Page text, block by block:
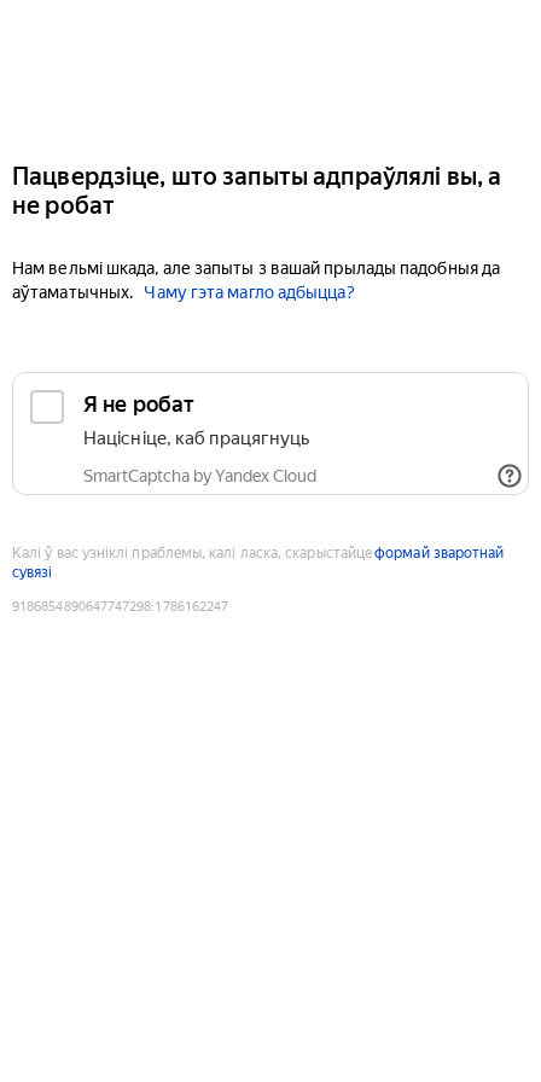
Пацвердзіце, што запыты адпраўлялі вы, а
не робат
Нам вельмі шкада, але запыты з вашай прылады падобныя да
аўтаматычных.
Чаму гэта магло адбыцца?
Я не робат
Націсніце, каб працягнуць
SmartCaptcha by Yandex Cloud
Калі ў вас узніклі праблемы, калі ласка, скарыстайцеформай зваротнай
сувязі
9186854890647747298:1786162247